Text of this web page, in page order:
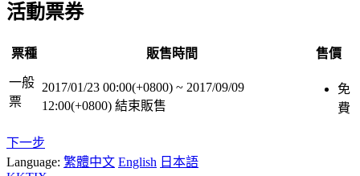
活動票券
票種 販售時間 售價
一般
票
2017/01/23 00:00(+0800) ~ 2017/09/09
12:00(+0800) 結束販售
免
費
下一步
Language: 繁體中文 English 日本語